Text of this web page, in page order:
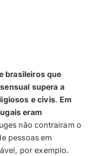
brasileiros que
supera a
e civis. Em
eram
não contraíram o
pessoas em
por exemplo.